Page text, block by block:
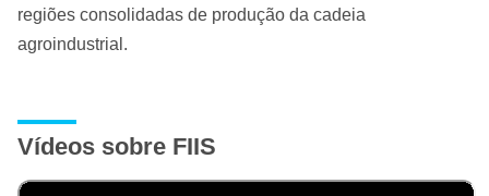
regiões consolidadas de produção da cadeia
agroindustrial.
Vídeos sobre FIIS